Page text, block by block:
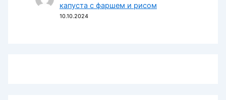
капуста с фаршем и рисом
10.10.2024